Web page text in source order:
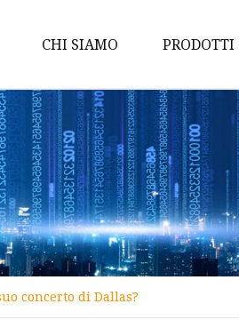
CHI SIAMO PRODOTTI
Bagno
Cuscino
Coperta
Set di
Federa
concerto di Dallas?